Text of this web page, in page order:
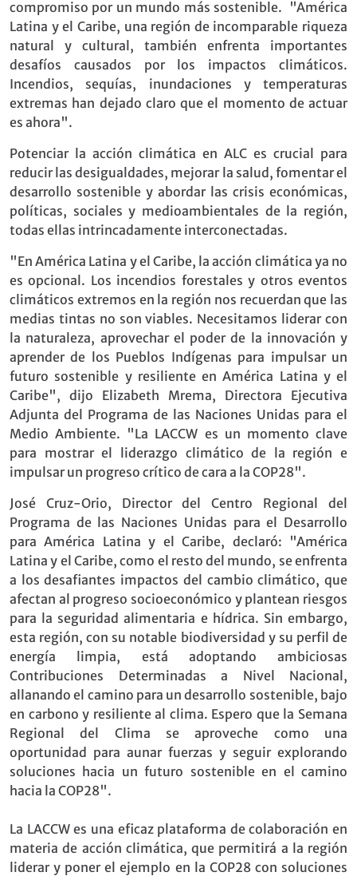
compromiso por un mundo más sostenible. "América
Latina y el Caribe, una región de incomparable riqueza
natural y cultural, también enfrenta importantes
desafíos causados por los impactos climáticos.
Incendios, sequías, inundaciones y temperaturas
extremas han dejado claro que el momento de actuar
es ahora".
Potenciar la acción climática en ALC es crucial para
reducir las desigualdades, mejorar la salud, fomentar el
desarrollo sostenible y abordar las crisis económicas,
políticas, sociales y medioambientales de la región,
todas ellas intrincadamente interconectadas.
"En América Latina y el Caribe, la acción climática ya no
es opcional. Los incendios forestales y otros eventos
climáticos extremos en la región nos recuerdan que las
medias tintas no son viables. Necesitamos liderar con
la naturaleza, aprovechar el poder de la innovación y
aprender de los Pueblos Indígenas para impulsar un
futuro sostenible y resiliente en América Latina y el
Caribe", dijo Elizabeth Mrema, Directora Ejecutiva
Adjunta del Programa de las Naciones Unidas para el
Medio Ambiente. "La LACCW es un momento clave
para mostrar el liderazgo climático de la región e
impulsar un progreso crítico de cara a la COP28".
José Cruz-Orio, Director del Centro Regional del
Programa de las Naciones Unidas para el Desarrollo
para América Latina y el Caribe, declaró: "América
Latina y el Caribe, como el resto del mundo, se enfrenta
a los desafiantes impactos del cambio climático, que
afectan al progreso socioeconómico y plantean riesgos
para la seguridad alimentaria e hídrica. Sin embargo,
esta región, con su notable biodiversidad y su perfil de
energía limpia, está adoptando ambiciosas
Contribuciones Determinadas a Nivel Nacional,
allanando el camino para un desarrollo sostenible, bajo
en carbono y resiliente al clima. Espero que la Semana
Regional del Clima se aproveche como una
oportunidad para aunar fuerzas y seguir explorando
soluciones hacia un futuro sostenible en el camino
hacia la COP28".
La LACCW es una eficaz plataforma de colaboración en
materia de acción climática, que permitirá a la región
liderar y poner el ejemplo en la COP28 con soluciones